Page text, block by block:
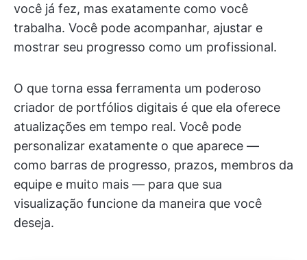
você já fez, mas exatamente como você
trabalha. Você pode acompanhar, ajustar e
mostrar seu progresso como um profissional.
O que torna essa ferramenta um poderoso
criador de portfólios digitais é que ela oferece
atualizações em tempo real. Você pode
personalizar exatamente o que aparece —
como barras de progresso, prazos, membros da
equipe e muito mais — para que sua
visualização funcione da maneira que você
deseja.